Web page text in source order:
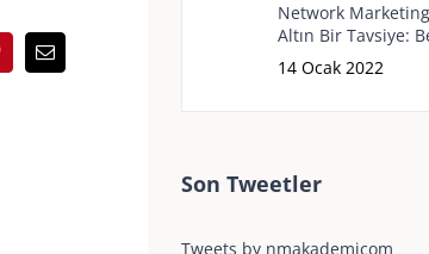
Network
Altın Bir Tavsiye:
14 Ocak 2022
Son Tweetler
Tweets by nmakademicom